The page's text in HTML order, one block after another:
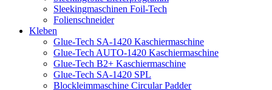
Sleekingmaschinen Foil-Tech
Folienschneider
Kleben
Glue-Tech SA-1420 Kaschiermaschine
Glue-Tech AUTO-1420 Kaschiermaschine
Glue-Tech B2+ Kaschiermaschine
Glue-Tech SA-1420 SPL
Blockleimmaschine Circular Padder